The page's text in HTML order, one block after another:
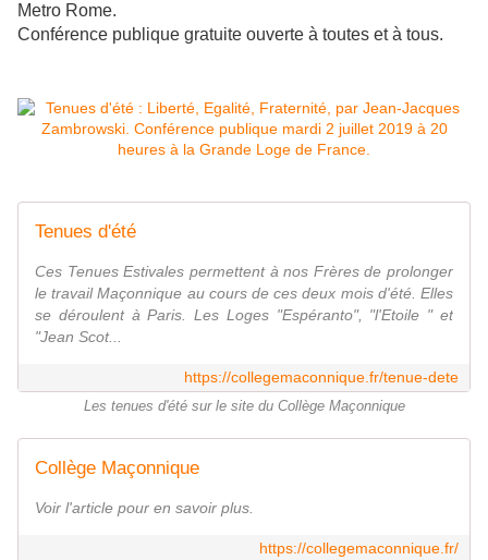
Metro Rome.
Conférence publique gratuite ouverte à toutes et à tous.
Tenues d'été
Ces Tenues Estivales permettent à nos Frères de prolonger
le travail Maçonnique au cours de ces deux mois d'été. Elles
se déroulent à Paris. Les Loges "Espéranto", "l'Etoile " et
"Jean Scot...
https://collegemaconnique.fr/tenue-dete
Les tenues d'été sur le site du Collège Maçonnique
Collège Maçonnique
Voir l'article pour en savoir plus.
https://collegemaconnique.fr/